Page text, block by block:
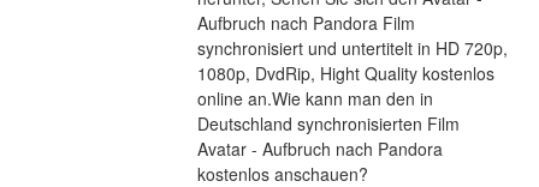
Aufbruch nach Pandora Film
synchronisiert und untertitelt in HD 720p,
1080p, DvdRip, Hight Quality kostenlos
online an.Wie kann man den in
Deutschland synchronisierten Film
Avatar - Aufbruch nach Pandora
kostenlos anschauen?